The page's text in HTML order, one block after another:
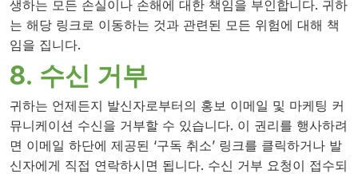
생하는 모든 손실이나 손해에 대한 책임을 부인합니다. 귀하
는 해당 링크로 이동하는 것과 관련된 모든 위험에 대해 책
임을 집니다.
8. 수신 거부
귀하는 언제든지 발신자로부터의 홍보 이메일 및 마케팅 커
뮤니케이션 수신을 거부할 수 있습니다. 이 권리를 행사하려
면 이메일 하단에 제공된 ‘구독 취소’ 링크를 클릭하거나 발
신자에게 직접 연락하시면 됩니다. 수신 거부 요청이 접수되